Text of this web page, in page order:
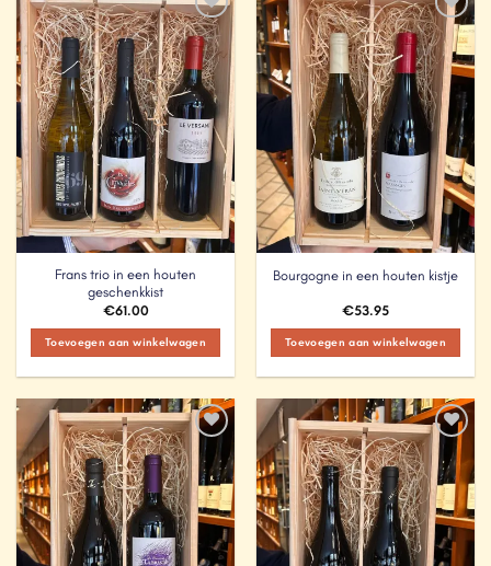
Add to
Wishlist
Frans trio in een houten
geschenkkist
€61.00
Toevoegen aan winkelwagen
Add to
Wishlist
Bourgogne in een houten kistje
€53.95
Toevoegen aan winkelwagen
Add to
Wishlist
Add to
Wishlist